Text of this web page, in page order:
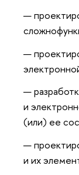
и
(или) ее
и их